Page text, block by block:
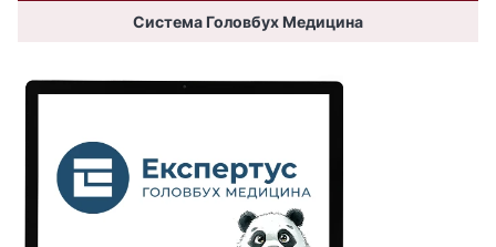
Система Головбух Медицина